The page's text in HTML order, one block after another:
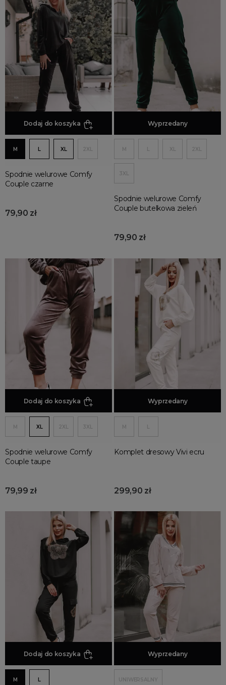
Dodaj do koszyka
M L XL 2XL
Spodnie welurowe Comfy
Couple czarne
79,90 zł
Dodaj do koszyka
Wyprzedany
M L XL 2XL
3XL
Spodnie welurowe Comfy
Couple butelkowa zieleń
79,90 zł
Dodaj do koszyka
M XL 2XL 3XL
Spodnie welurowe Comfy
Couple taupe
79,99 zł
Dodaj do koszyka
Wyprzedany
M L
Komplet dresowy Vivi ecru
299,90 zł
Dodaj do koszyka
M L
Dodaj do koszyka
Wyprzedany
UNIWERSALNY